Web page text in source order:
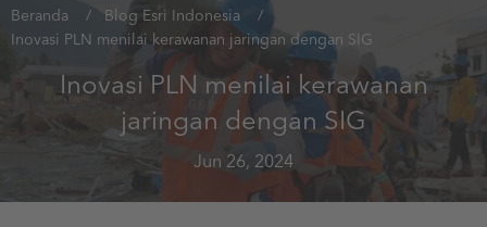
You
are
Beranda
Blog Esri Indonesia
Inovasi PLN menilai kerawanan jaringan dengan SIG
Inovasi PLN menilai kerawanan
jaringan dengan SIG
Jun 26, 2024